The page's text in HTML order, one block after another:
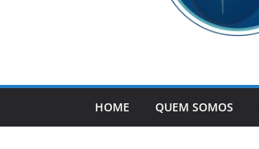
HOME QUEM SOMOS